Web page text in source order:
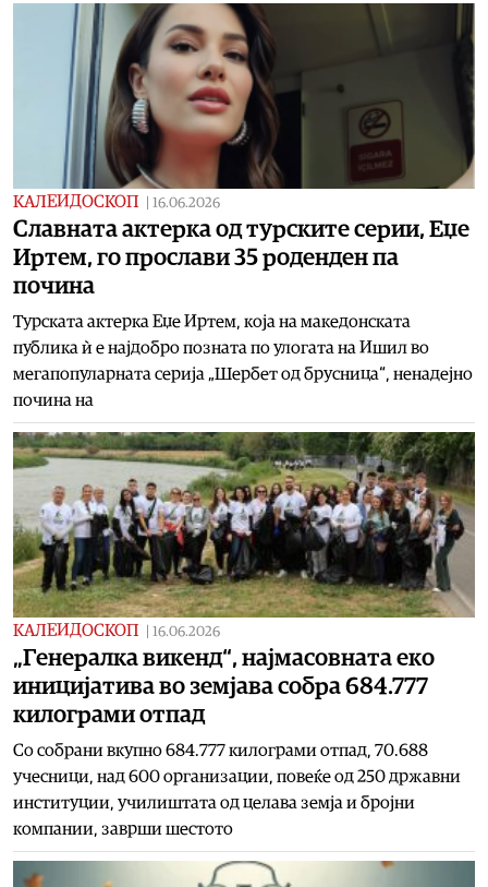
КАЛЕИДОСКОП 16.06.2026
Славната актерка од турските серии, Еџе
Иртем, го прослави 35 роденден па
почина
Турската актерка Еџе Иртем, која на македонската
публика ѝ е најдобро позната по улогата на Ишил во
мегапопуларната серија „Шербет од брусница“, ненадејно
почина на
КАЛЕИДОСКОП 16.06.2026
„Генералка викенд“, најмасовната еко
иницијатива во земјава собра 684.777
килограми отпад
Со собрани вкупно 684.777 килограми отпад, 70.688
учесници, над 600 организации, повеќе од 250 државни
институции, училиштата од целава земја и бројни
компании, заврши шестото